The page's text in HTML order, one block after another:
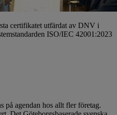
certifikatet utfärdat av DNV i
ISO/IEC 42001:2023
agendan hos allt fler företag.